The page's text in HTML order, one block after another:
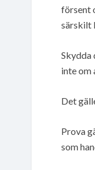
försent
särskilt
Skydda
inte om
Det
Prova
som